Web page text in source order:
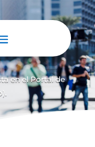
en el Portal de